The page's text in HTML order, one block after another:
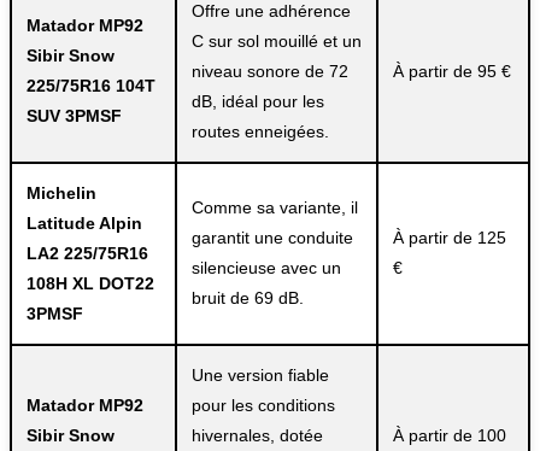
Matador MP92
Sibir Snow
225/75R16 104T
SUV 3PMSF
Offre une adhérence
C sur sol mouillé et un
niveau sonore de 72
dB, idéal pour les
routes enneigées.
À partir de 95 €
Michelin
Latitude Alpin
LA2 225/75R16
108H XL DOT22
3PMSF
Comme sa variante, il
garantit une conduite
silencieuse avec un
bruit de 69 dB.
À partir de 125
€
Matador MP92
Sibir Snow
Une version fiable
pour les conditions
hivernales, dotée
À partir de 100